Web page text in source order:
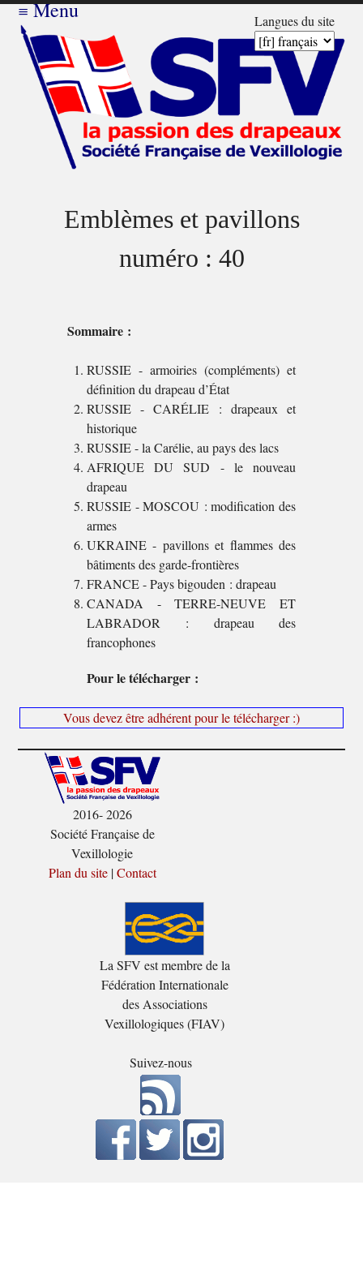
Langues du site
≡Menu
Emblèmes et pavillons
numéro : 40
Sommaire :
RUSSIE - armoiries (compléments) et
définition du drapeau d’État
RUSSIE - CARÉLIE : drapeaux et
historique
RUSSIE - la Carélie, au pays des lacs
AFRIQUE DU SUD - le nouveau
drapeau
RUSSIE - MOSCOU : modification des
armes
UKRAINE - pavillons et flammes des
bâtiments des garde-frontières
FRANCE - Pays bigouden : drapeau
CANADA - TERRE-NEUVE ET
LABRADOR : drapeau des
francophones
Pour le télécharger :
Vous devez être adhérent pour le télécharger :)
2016- 2026
Société Française de
Vexillologie
Plan du site|Contact
La SFV est membre de la
Fédération Internationale
des Associations
Vexillologiques (FIAV)
Suivez-nous